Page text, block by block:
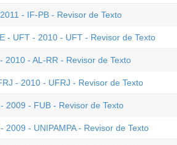
- IF-PB - Revisor de Texto
- UFT - 2010 - UFT - Revisor de Texto
2010 - AL-RR - Revisor de Texto
- 2010 - UFRJ - Revisor de Texto
2009 - FUB - Revisor de Texto
2009 - UNIPAMPA - Revisor de Texto